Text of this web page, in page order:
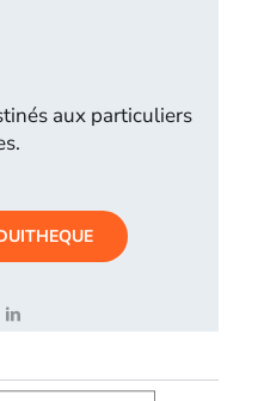
aux particuliers